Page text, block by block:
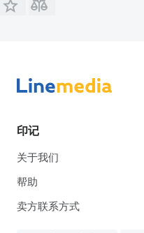
印记
关于我们
帮助
卖方联系方式